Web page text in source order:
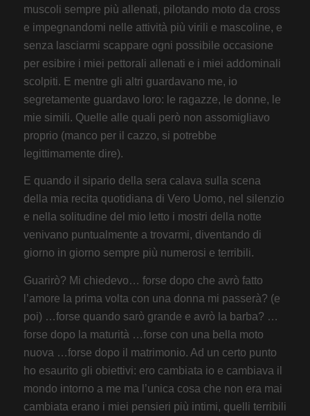
muscoli sempre più allenati, pilotando moto da cross
e impegnandomi nelle attività più virili e mascoline, e
senza lasciarmi scappare ogni possibile occasione
per esibire i miei pettorali allenati e i miei addominali
scolpiti. E mentre gli altri guardavano me, io
segretamente guardavo loro: le ragazze, le donne, le
mie simili. Quelle alle quali però non assomigliavo
proprio (manco per il cazzo, si potrebbe
legittimamente dire).
E quando il sipario della sera calava sulla scena
della mia recita quotidiana di Vero Uomo, nel silenzio
e nella solitudine del mio letto i mostri della notte
venivano puntualmente a trovarmi, diventando di
giorno in giorno sempre più numerosi e terribili.
Guarirò? Mi chiedevo… forse dopo che avrò fatto
l’amore la prima volta con una donna mi passerà? (e
poi) …forse quando sarò grande e avrò la barba? …
forse dopo la maturità …forse con una bella moto
nuova …forse dopo il matrimonio. Ad un certo punto
ho esaurito gli obiettivi: ero cambiata io e cambiava il
mondo intorno a me ma l’unica cosa che non era mai
cambiata erano i miei pensieri più intimi, quelli terribili